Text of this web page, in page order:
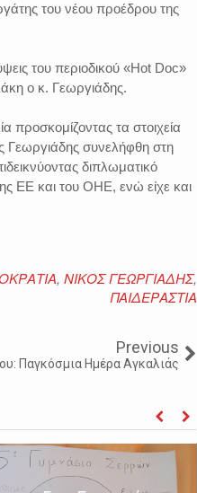
του νέου προέδρου της
του περιοδικού «Hot Doc»
ο κ. Γεωργιάδης.
τα στοιχεία
Γεωργιάδης συνελήφθη στη
διπλωματικό
ΕΕ και του ΟΗΕ, ενώ είχε και
, ΝΙΚΟΣ ΓΕΩΡΓΙΑΔΗΣ,
ΠΑΙΔΕΡΑΣΤΙΑ
Previous
Παγκόσμια Ημέρα Αγκαλιάς